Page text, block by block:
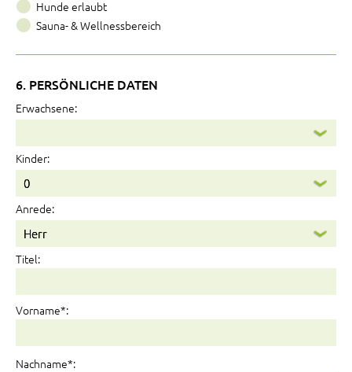
Hunde erlaubt
Sauna- & Wellnessbereich
6. PERSÖNLICHE DATEN
Erwachsene:
Kinder:
Anrede:
Titel:
Vorname*:
Nachname*: